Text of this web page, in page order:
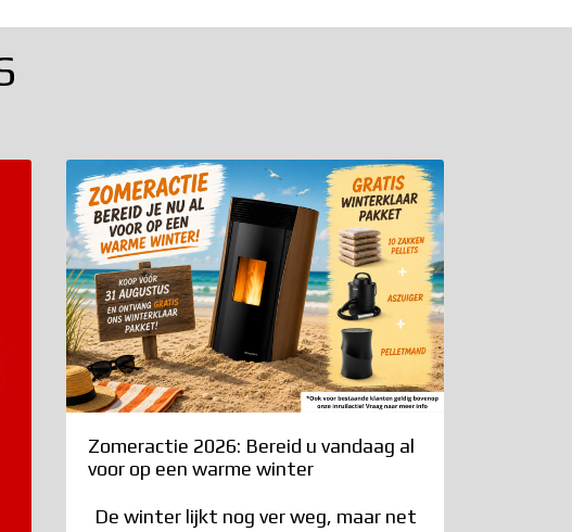
Zomeractie 2026: Bereid u vandaag al
voor op een warme winter
De winter lijkt nog ver weg, maar net